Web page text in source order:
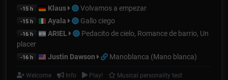
-15 h Klaus Volvamos a empezar
-15 h Ayala Gallo ciego
-16 h ARIEL
Pedacito de cielo, Romance de barrio, Un
placer
-16 h Justin Dawson Manoblanca (Mano blanca)
Welcome Info Play!
Musical personality test